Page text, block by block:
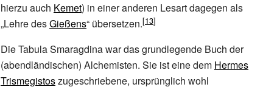
hierzu auch Kemet) in einer anderen Lesart dagegen als
„Lehre desGießens“ übersetzen.
Die Tabula Smaragdina war das grundlegende Buch der
(abendländischen) Alchemisten. Sie ist eine dem Hermes
Trismegistoszugeschriebene, ursprünglich wohl